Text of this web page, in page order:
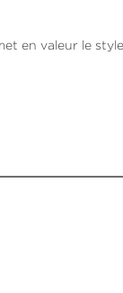
en valeur le